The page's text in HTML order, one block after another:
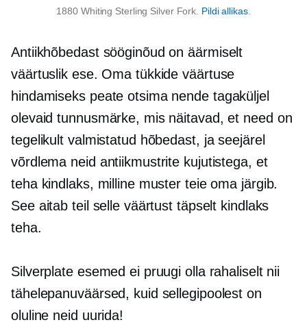
1880 Whiting Sterling Silver Fork. Pildi allikas.
Antiikhõbedast sööginõud on äärmiselt
väärtuslik ese. Oma tükkide väärtuse
hindamiseks peate otsima nende tagaküljel
olevaid tunnusmärke, mis näitavad, et need on
tegelikult valmistatud hõbedast, ja seejärel
võrdlema neid antiikmustrite kujutistega, et
teha kindlaks, milline muster teie oma järgib.
See aitab teil selle väärtust täpselt kindlaks
teha.
Silverplate esemed ei pruugi olla rahaliselt nii
tähelepanuväärsed, kuid sellegipoolest on
oluline neid uurida!